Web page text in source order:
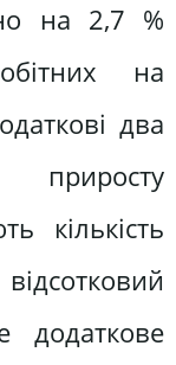
на 2,7 %
на
два
кількість
додаткове